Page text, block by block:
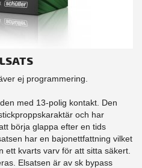
ej programmering.
med 13-polig kontakt. Den
och har
börja glappa efter en tids
har en bajonettfattning vilket
ett kvarts varv för att sitta säkert.
Elsatsen är av sk bypass